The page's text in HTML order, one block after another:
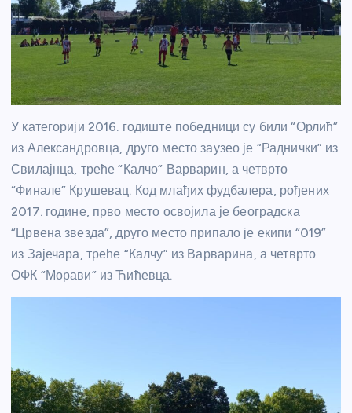
У категорији 2016. годиште победници су били “Орлић”
из Александровца, друго место заузео је “Раднички” из
Свилајнца, треће “Калчо” Варварин, а четврто
“Финале” Крушевац. Код млађих фудбалера, рођених
2017. године, прво место освојила је београдска
“Црвена звезда”, друго место припало је екипи “019”
из Зајечара, треће “Калчу” из Варварина, а четврто
ОФК “Морави” из Ћићевца.